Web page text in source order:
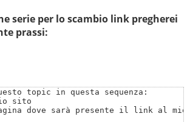
serie per lo scambio link pregherei
prassi:
topic in questa sequenza:
sito
dove sarà presente il link al mio